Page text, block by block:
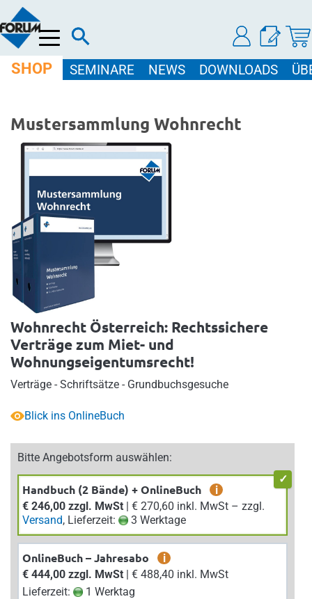
Menü
SHOP SEMINARE NEWS DOWNLOADS
Mustersammlung Wohnrecht
Wohnrecht Österreich: Rechtssichere
Verträge zum Miet- und
Wohnungseigentumsrecht!
Verträge - Schriftsätze - Grundbuchsgesuche
Blick ins OnlineBuch
Bitte Angebotsform auswählen:
Handbuch (2 Bände) + OnlineBuch
i
€ 246,00 zzgl. MwSt
| € 270,60 inkl. MwSt – zzgl.
Versand, Lieferzeit: 3 Werktage
OnlineBuch – Jahresabo
i
€ 444,00 zzgl. MwSt
| € 488,40 inkl. MwSt
Lieferzeit:
1 Werktag